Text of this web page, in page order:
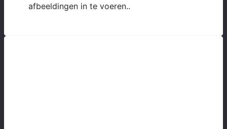
afbeeldingen in te voeren..